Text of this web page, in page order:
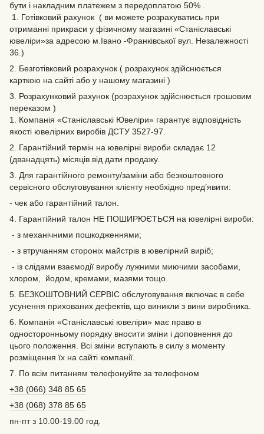
бути і накладним платежем з передоплатою 50% .
1. Готівковий рахунок ( ви можете розрахуватись при
отриманні прикраси у фізичному магазині «Станіславські
ювеліри»за адресою м.Івано -Франківської вул. Незалежності
36.)
2. Безготівковий розрахунок ( розрахунок здійснюється
карткою на сайті або у нашому магазині )
3. Розрахунковий рахунок (розрахунок здійснюється грошовим
переказом )
1. Компанія «Станіславські Ювеліри» гарантує відповідність
якості ювелірних виробів ДСТУ 3527-97.
2. Гарантійний термін на ювелірні вироби складає 12
(дванадцять) місяців від дати продажу.
3. Для гарантійного ремонту/заміни або безкоштовного
сервісного обслуговування клієнту необхідно пред’явити:
- чек або гарантійний талон.
4. Гарантійний талон НЕ ПОШИРЮЄТЬСЯ на ювелірні вироби:
- з механічними пошкодженнями;
- з втручанням стороніх майстрів в ювелірний виріб;
- із слідами взаємодії виробу лужними миючими засобами,
хлором, йодом, кремами, мазями тощо.
5. БЕЗКОШТОВНИЙ СЕРВІС обслуговування включає в себе
усунення прихованих дефектів‚ що виникли з вини виробника.
6. Компанія «Станіславські ювеліри» має право в
односторонньому порядку вносити зміни і доповнення до
цього положення. Всі зміни вступають в силу з моменту
розміщення їх на сайті компанії.
7. По всім питанням телефонуйте за телефоном
+38 (066) 348 85 65
+38 (068) 378 85 65
пн-пт з 10.00-19.00 год.